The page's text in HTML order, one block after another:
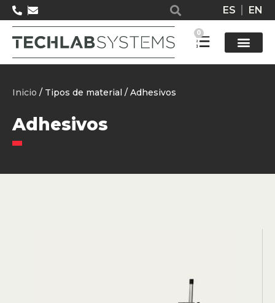
ES EN
0
Inicio / Tipos de material / Adhesivos
Adhesivos